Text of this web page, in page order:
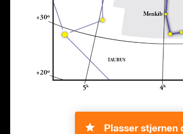
Plasser stjernen